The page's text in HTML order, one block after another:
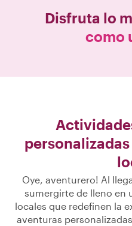
Disfruta lo
como
Oye, aventurero! Al
sumergirte de lleno en
locales que redefinen la
aventuras